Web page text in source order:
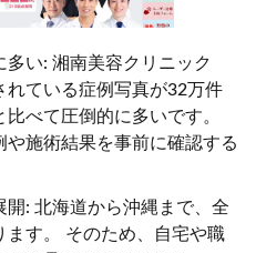
い: 湘南美容クリニック
れている症例写真が32万件
べて圧倒的に多いです。
や施術結果を事前に確認する
: 北海道から沖縄まで、全
ます。 そのため、自宅や職